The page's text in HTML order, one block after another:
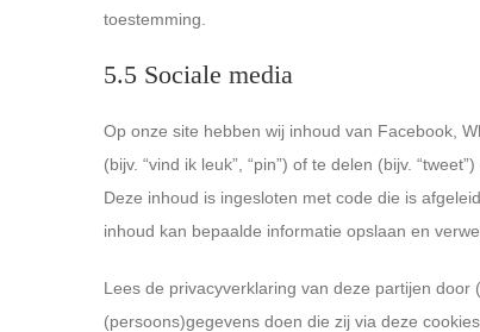
toestemming.
5.5 Sociale media
Op onze site hebben wij inhoud van Facebook,
(bijv. “vind ik leuk”, “pin”) of te delen (bijv.
Deze inhoud is ingesloten met code die is
inhoud kan bepaalde informatie opslaan en
Lees de privacyverklaring van deze partijen
(persoons)gegevens doen die zij via deze